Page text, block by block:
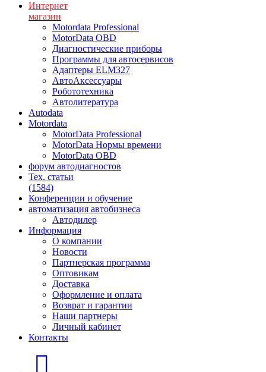
Интернет
магазин
Motordata Professional
MotorData OBD
Диагностические приборы
Программы для автосервисов
Адаптеры ELM327
АвтоАксессуары
Робототехника
Автолитература
Autodata
Motordata
MotorData Professional
MotorData Нормы времени
MotorData OBD
форум автодиагностов
Тех. статьи
(1584)
Конференции и обучение
автоматизация автобизнеса
Автодилер
Информация
О компании
Новости
Партнерская программа
Оптовикам
Доставка
Оформление и оплата
Возврат и гарантии
Наши партнеры
Личный кабинет
Контакты